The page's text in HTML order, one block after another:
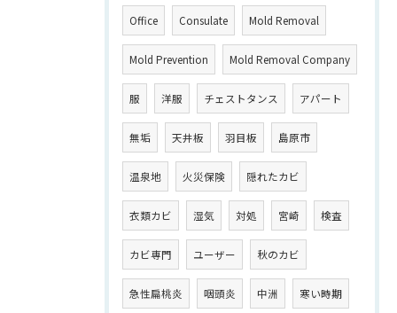
Office Consulate Mold Removal
Mold Prevention Mold Removal Company
服 洋服 チェストタンス アパート
無垢 天井板 羽目板 島原市
温泉地 火災保険 隠れたカビ
衣類カビ 湿気 対処 宮崎 検査
カビ専門 ユーザー 秋のカビ
急性扁桃炎 咽頭炎 中洲 寒い時期